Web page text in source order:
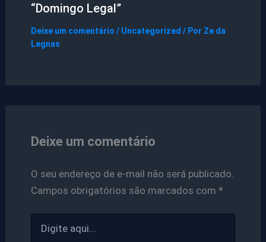
“Domingo Legal”
Deixe um comentário / Uncategorized / Por Ze da
Legnas
Deixe um comentário
O seu endereço de e-mail não será publicado.
Campos obrigatórios são marcados com *
aqui...